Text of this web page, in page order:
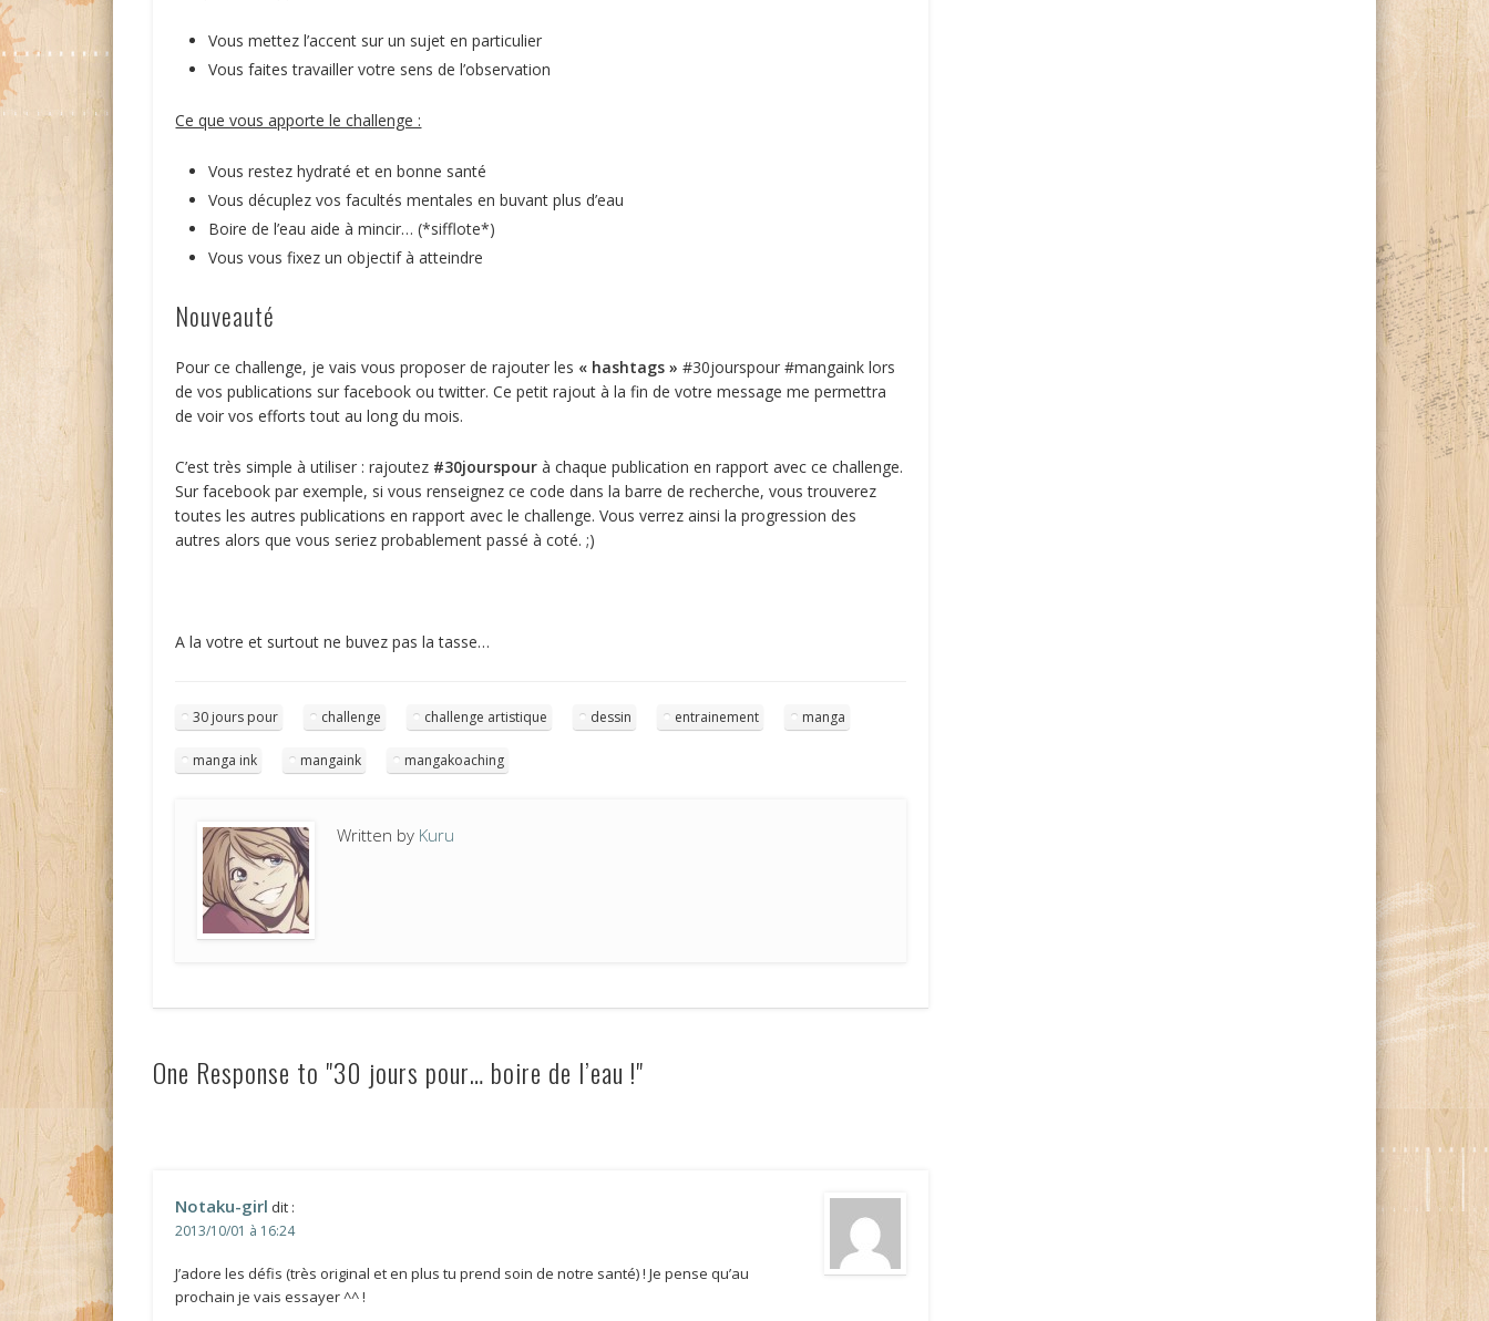
Vous mettez l’accent sur un sujet en particulier
Vous faites travailler votre sens de l’observation
Ce que vous apporte le challenge :
Vous restez hydraté et en bonne santé
Vous décuplez vos facultés mentales en buvant plus d’eau
Boire de l’eau aide à mincir… (*sifflote*)
Vous vous fixez un objectif à atteindre
Nouveauté
Pour ce challenge, je vais vous proposer de rajouter les « hashtags » #30jourspour #mangaink lors
de vos publications sur facebook ou twitter. Ce petit rajout à la fin de votre message me permettra
de voir vos efforts tout au long du mois.
C’est très simple à utiliser : rajoutez #30jourspour à chaque publication en rapport avec ce challenge.
Sur facebook par exemple, si vous renseignez ce code dans la barre de recherche, vous trouverez
toutes les autres publications en rapport avec le challenge. Vous verrez ainsi la progression des
autres alors que vous seriez probablement passé à coté. ;)
A la votre et surtout ne buvez pas la tasse…
30 jours pour challenge challenge artistique dessin entrainement manga
manga ink mangaink mangakoaching
Written by Kuru
One Response to "30 jours pour… boire de l’eau !"
Notaku-girl dit :
2013/10/01 à 16:24
J’adore les défis (très original et en plus tu prend soin de notre santé) ! Je pense qu’au
prochain je vais essayer ^^ !